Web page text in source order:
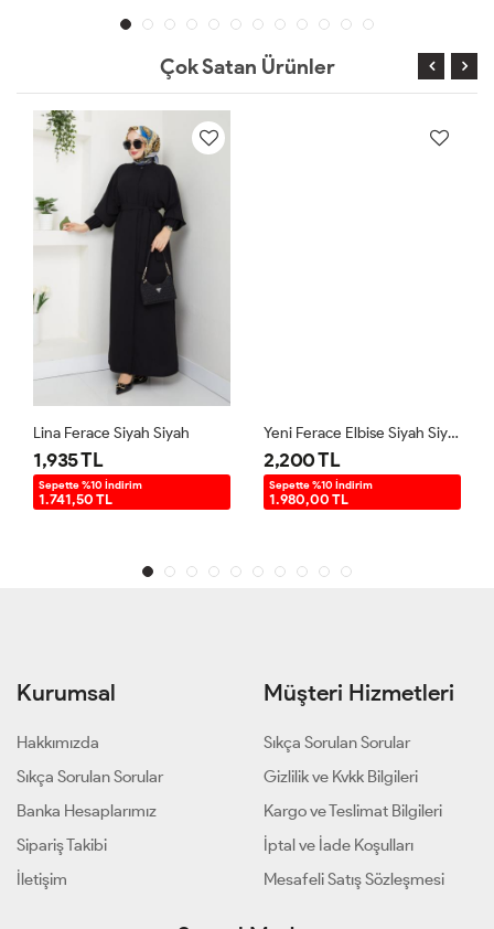
Çok Satan Ürünler
Lina Ferace Siyah Siyah
1,935 TL
Sepette %10 İndirim
1.741,50 TL
Yeni Ferace Elbise Siyah Siyah
2,200 TL
Sepette %10 İndirim
1.980,00 TL
Kurumsal
Hakkımızda
Sıkça Sorulan Sorular
Banka Hesaplarımız
Sipariş Takibi
İletişim
Müşteri Hizmetleri
Sıkça Sorulan Sorular
Gizlilik ve Kvkk Bilgileri
Kargo ve Teslimat Bilgileri
İptal ve İade Koşulları
Mesafeli Satış Sözleşmesi